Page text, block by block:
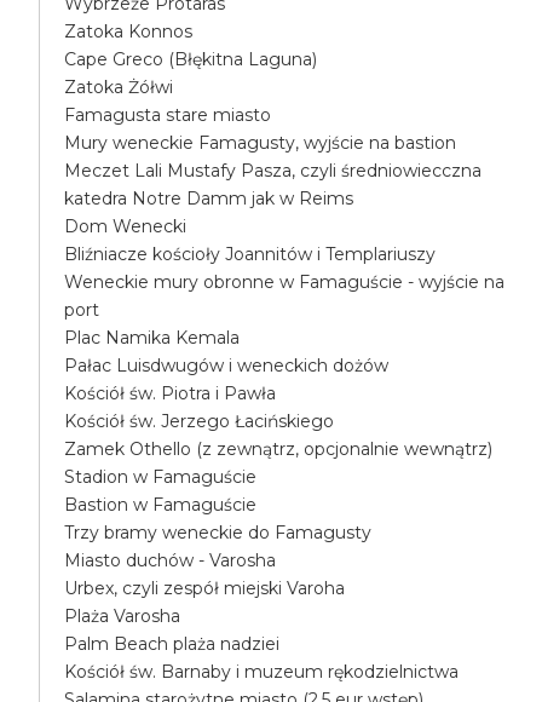
Zatoka Konnos
Cape Greco (Błękitna Laguna)
Zatoka Żółwi
Famagusta stare miasto
Mury weneckie Famagusty, wyjście na bastion
Meczet Lali Mustafy Pasza, czyli średniowiecczna
katedra Notre Damm jak w Reims
Dom Wenecki
Bliźniacze kościoły Joannitów i Templariuszy
Weneckie mury obronne w Famaguście - wyjście na
port
Plac Namika Kemala
Pałac Luisdwugów i weneckich dożów
Kościół św. Piotra i Pawła
Kościół św. Jerzego Łacińskiego
Zamek Othello (z zewnątrz, opcjonalnie wewnątrz)
Stadion w Famaguście
Bastion w Famaguście
Trzy bramy weneckie do Famagusty
Miasto duchów - Varosha
Urbex, czyli zespół miejski Varoha
Plaża Varosha
Palm Beach plaża nadziei
Kościół św. Barnaby i muzeum rękodzielnictwa